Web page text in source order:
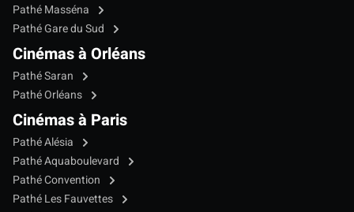
Pathé Masséna
Pathé Gare du Sud
Cinémas à Orléans
Pathé Saran
Pathé Orléans
Cinémas à Paris
Pathé Alésia
Pathé Aquaboulevard
Pathé Convention
Pathé Les Fauvettes